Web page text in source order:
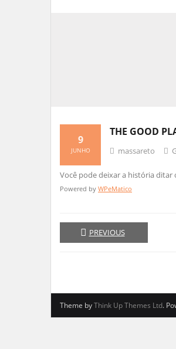
THE GOOD
9
JUNHO massareto
Você pode deixar a história
Powered by WPeMatico
PREVIOUS
Theme byThink Up Themes Ltd.